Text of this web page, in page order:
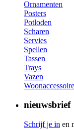
Ornamenten
Posters
Potloden
Scharen
Servies
Spellen
Tassen
Trays
Vazen
nieuwsbrief
Schrijf je in en